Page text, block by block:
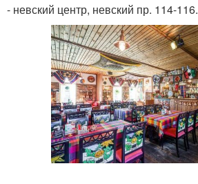
- невский центр, невский пр. 114-116.